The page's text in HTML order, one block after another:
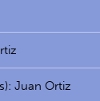
Juan Ortiz